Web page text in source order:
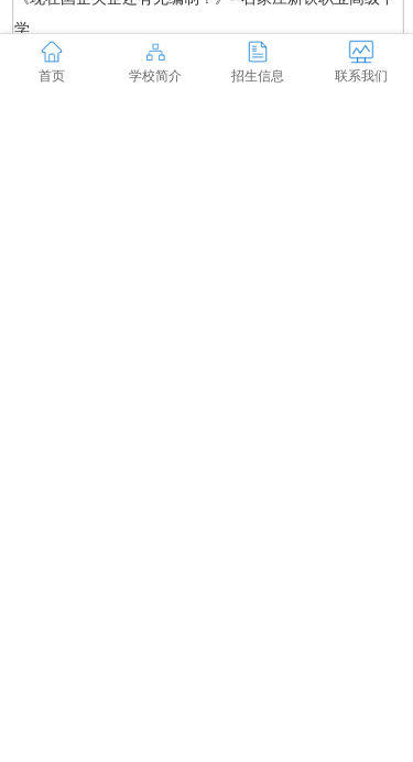
校园文化 more+
学
2026-01-08
首页 学校简介 招生信息 联系我们